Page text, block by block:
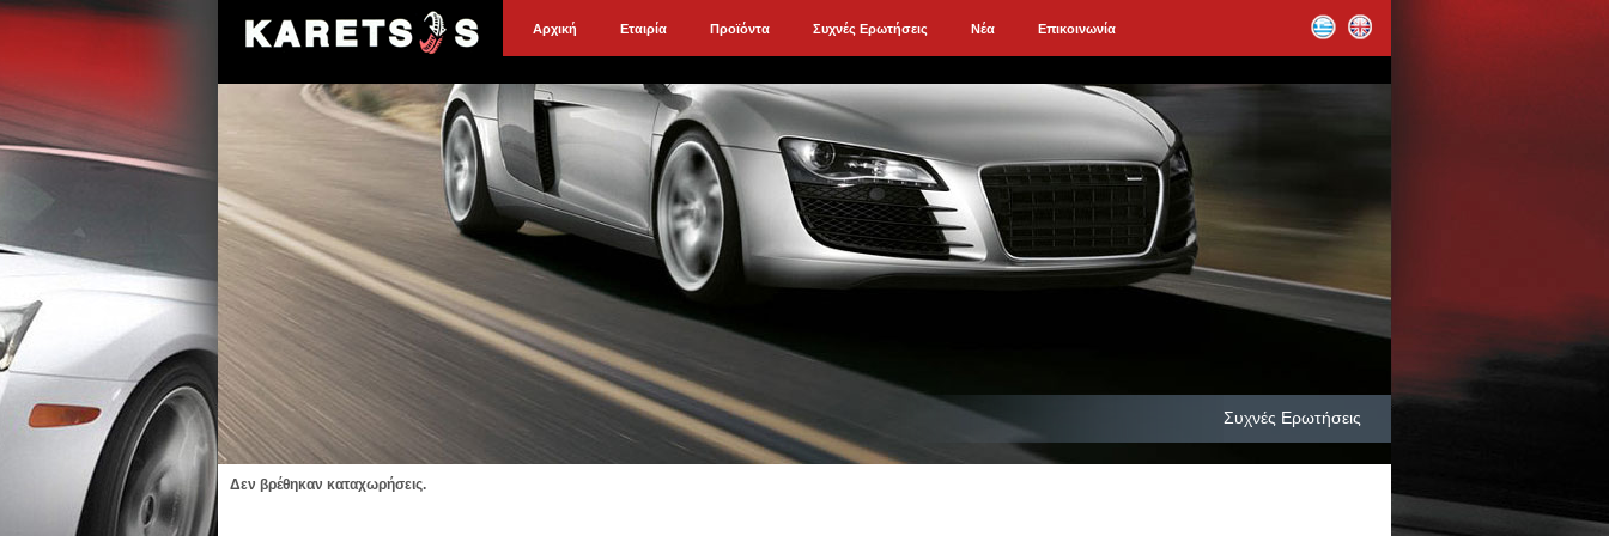
Αρχική Εταιρία Προϊόντα Συχνές Ερωτήσεις Νέα Επικοινωνία
Συχνές Ερωτήσεις
Δεν βρέθηκαν καταχωρήσεις.